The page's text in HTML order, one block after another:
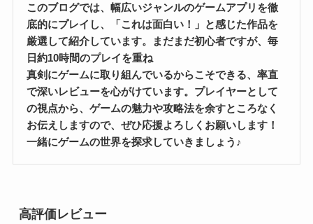
このブログでは、幅広いジャンルのゲームアプリを徹
底的にプレイし、「これは面白い！」と感じた作品を
厳選して紹介しています。まだまだ初心者ですが、毎
日約10時間のプレイを重ね
真剣にゲームに取り組んでいるからこそできる、率直
で深いレビューを心がけています。プレイヤーとして
の視点から、ゲームの魅力や攻略法を余すところなく
お伝えしますので、ぜひ応援よろしくお願いします！
一緒にゲームの世界を探求していきましょう♪
高評価レビュー